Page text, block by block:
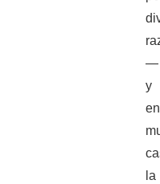
—
y
en
la